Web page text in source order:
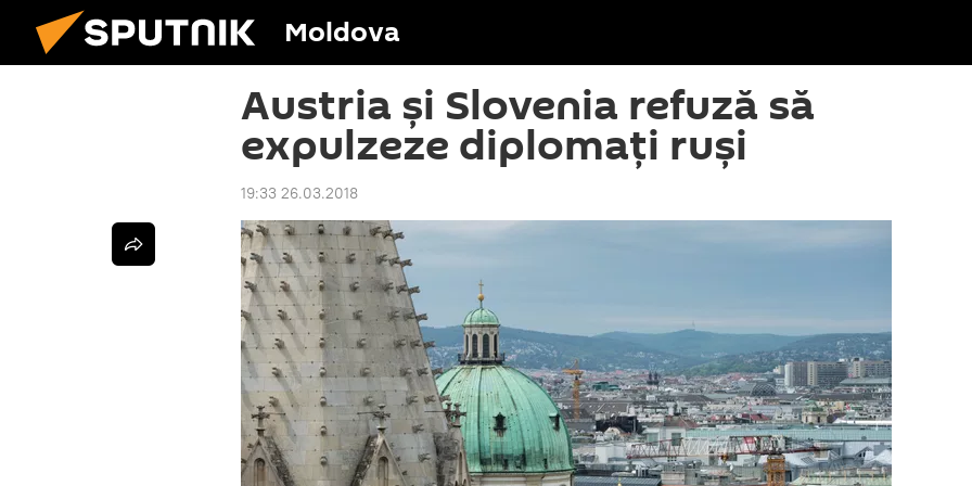
Moldova
Austria și Slovenia refuză să
expulzeze diplomați ruși
19:33 26.03.2018